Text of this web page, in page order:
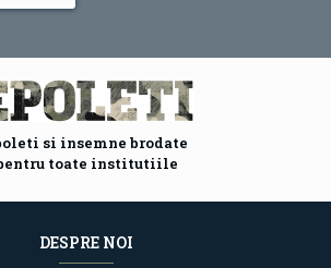
si insemne brodate
toate institutiile
DESPRE NOI